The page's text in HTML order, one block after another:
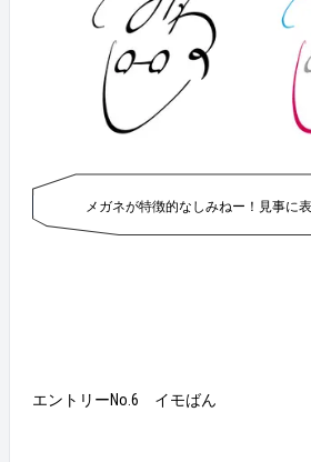
メガネが特徴的なしみねー！見事に
エントリーNo.6 イモばん